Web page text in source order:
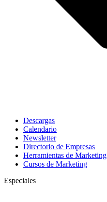
Descargas
Calendario
Newsletter
Directorio de Empresas
Herramientas de Marketing
Cursos de Marketing
Especiales